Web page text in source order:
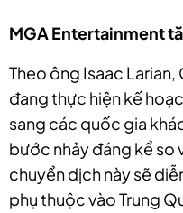
MGA Entertainment
Theo ông Isaac
đang thực hiện kế
sang các quốc gia
bước nhảy đáng kể so
chuyển dịch này sẽ
phụ thuộc vào Trung